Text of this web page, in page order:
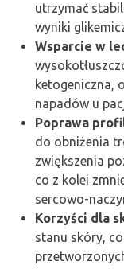
utrzymać
wyniki
Wsparcie w
ketogeniczna,
napadów u
Poprawa
do obniżenia
zwiększenia
co z kolei
sercowo-
Korzyści dla
stanu skóry,